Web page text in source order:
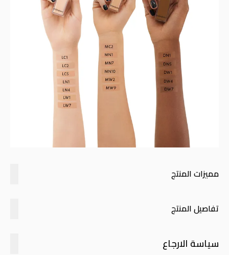
مميزات المنتج
تفاصيل المنتج
سياسة الارجاع